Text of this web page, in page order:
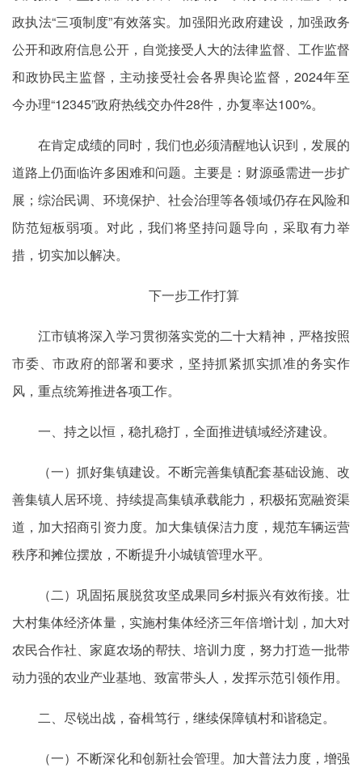
政执法“三项制度”有效落实。加强阳光政府建设，加强政务
公开和政府信息公开，自觉接受人大的法律监督、工作监督
和政协民主监督，主动接受社会各界舆论监督，2024年至
今办理“12345”政府热线交办件28件，办复率达100%。
在肯定成绩的同时，我们也必须清醒地认识到，发展的
道路上仍面临许多困难和问题。主要是：财源亟需进一步扩
展；综治民调、环境保护、社会治理等各领域仍存在风险和
防范短板弱项。对此，我们将坚持问题导向，采取有力举
措，切实加以解决。
下一步工作打算
江市镇将深入学习贯彻落实党的二十大精神，严格按照
市委、市政府的部署和要求，坚持抓紧抓实抓准的务实作
风，重点统筹推进各项工作。
一、持之以恒，稳扎稳打，全面推进镇域经济建设。
（一）抓好集镇建设。不断完善集镇配套基础设施、改
善集镇人居环境、持续提高集镇承载能力，积极拓宽融资渠
道，加大招商引资力度。加大集镇保洁力度，规范车辆运营
秩序和摊位摆放，不断提升小城镇管理水平。
（二）巩固拓展脱贫攻坚成果同乡村振兴有效衔接。壮
大村集体经济体量，实施村集体经济三年倍增计划，加大对
农民合作社、家庭农场的帮扶、培训力度，努力打造一批带
动力强的农业产业基地、致富带头人，发挥示范引领作用。
二、尽锐出战，奋楫笃行，继续保障镇村和谐稳定。
（一）不断深化和创新社会管理。加大普法力度，增强